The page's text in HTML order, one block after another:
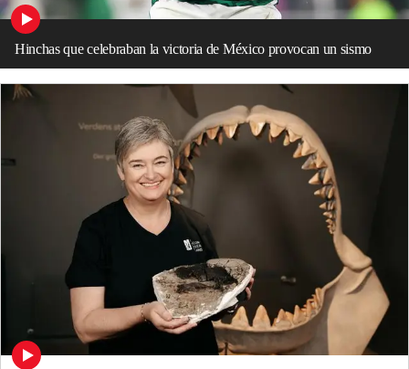
Hinchas que celebraban la victoria de México provocan un sismo